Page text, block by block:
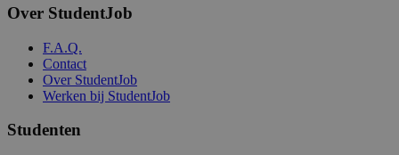
Over StudentJob
F.A.Q.
Contact
Over StudentJob
Werken bij StudentJob
Studenten